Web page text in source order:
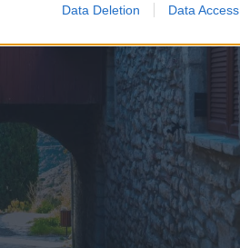
Data Deletion Data Access